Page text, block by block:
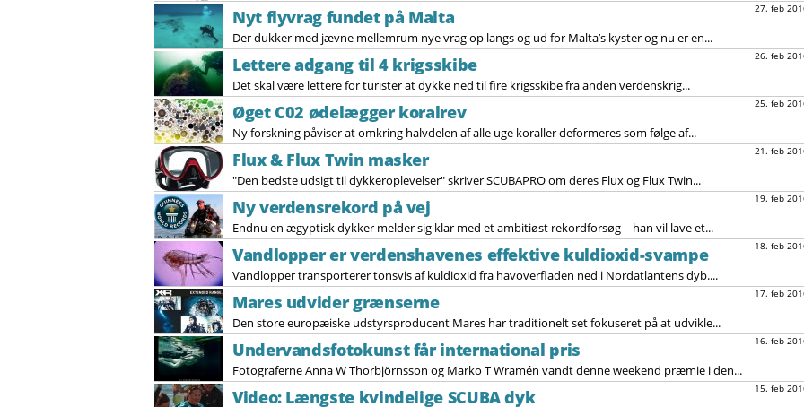
27. feb
Nyt flyvrag fundet på Malta
Der dukker med jævne mellemrum nye vrag op langs og ud for Malta’s kyster og nu er en...
26. feb
Lettere adgang til 4 krigsskibe
Det skal være lettere for turister at dykke ned til fire krigsskibe fra anden verdenskrig...
25. feb
Øget C02 ødelægger koralrev
Ny forskning påviser at omkring halvdelen af alle uge koraller deformeres som følge af...
21. feb
Flux & Flux Twin masker
"Den bedste udsigt til dykkeroplevelser" skriver SCUBAPRO om deres Flux og Flux Twin...
19. feb
Ny verdensrekord på vej
Endnu en ægyptisk dykker melder sig klar med et ambitiøst rekordforsøg – han vil lave et...
18. feb
Vandlopper er verdenshavenes effektive kuldioxid-svampe
Vandlopper transporterer tonsvis af kuldioxid fra havoverfladen ned i Nordatlantens dyb....
17. feb
Mares udvider grænserne
Den store europæiske udstyrsproducent Mares har traditionelt set fokuseret på at udvikle...
16. feb
Undervandsfotokunst får international pris
Fotograferne Anna W Thorbjörnsson og Marko T Wramén vandt denne weekend præmie i den...
15. feb
Video: Længste kvindelige SCUBA dyk